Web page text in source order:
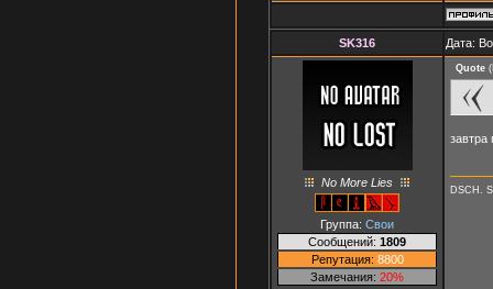
SK316 Дата:
No More Lies
Группа: Свои
Сообщений: 1809
Репутация: 8800
Замечания: 20%
Quote (
DSCH.